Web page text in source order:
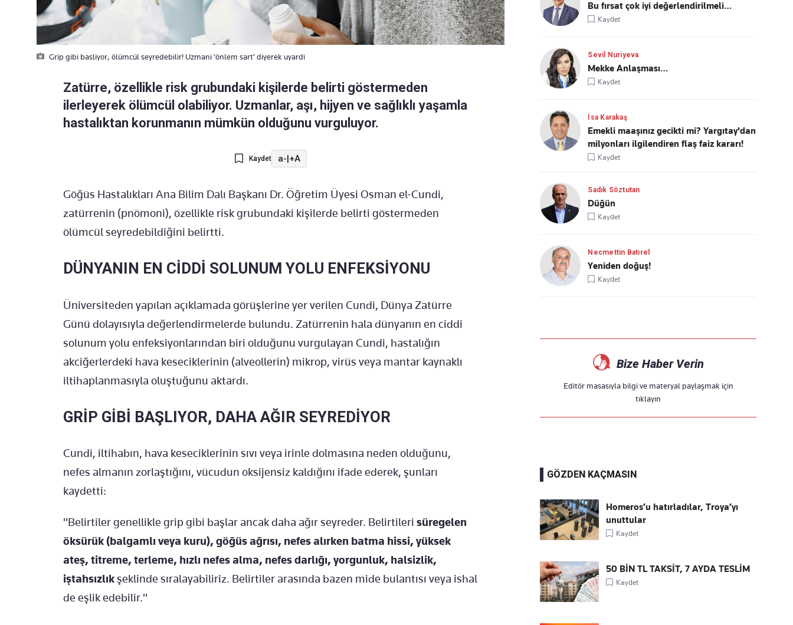
Grip gibi basliyor, ölümcül seyredebilir! Uzmani ‘önlem sart’ diyerek uyardi
Zatürre, özellikle risk grubundaki kişilerde belirti göstermeden
ilerleyerek ölümcül olabiliyor. Uzmanlar, aşı, hijyen ve sağlıklı yaşamla
hastalıktan korunmanın mümkün olduğunu vurguluyor.
Kaydet a-|+A
Göğüs Hastalıkları Ana Bilim Dalı Başkanı Dr. Öğretim Üyesi Osman el-Cundi,
zatürrenin (pnömoni), özellikle risk grubundaki kişilerde belirti göstermeden
ölümcül seyredebildiğini belirtti.
DÜNYANIN EN CİDDİ SOLUNUM YOLU ENFEKSİYONU
Üniversiteden yapılan açıklamada görüşlerine yer verilen Cundi, Dünya Zatürre
Günü dolayısıyla değerlendirmelerde bulundu. Zatürrenin hala dünyanın en ciddi
solunum yolu enfeksiyonlarından biri olduğunu vurgulayan Cundi, hastalığın
akciğerlerdeki hava keseciklerinin (alveollerin) mikrop, virüs veya mantar kaynaklı
iltihaplanmasıyla oluştuğunu aktardı.
GRİP GİBİ BAŞLIYOR, DAHA AĞIR SEYREDİYOR
Cundi, iltihabın, hava keseciklerinin sıvı veya irinle dolmasına neden olduğunu,
nefes almanın zorlaştığını, vücudun oksijensiz kaldığını ifade ederek, şunları
kaydetti:
"Belirtiler genellikle grip gibi başlar ancak daha ağır seyreder. Belirtileri süregelen
öksürük (balgamlı veya kuru), göğüs ağrısı, nefes alırken batma hissi, yüksek
ateş, titreme, terleme, hızlı nefes alma, nefes darlığı, yorgunluk, halsizlik,
iştahsızlıkşeklinde sıralayabiliriz. Belirtiler arasında bazen mide bulantısı veya ishal
de eşlik edebilir."
Bu fırsat çok iyi değerlendirilmeli…
Kaydet
Sevil Nuriyeva
Mekke Anlaşması…
Kaydet
İsa Karakaş
Emekli maaşınız gecikti mi? Yargıtay'dan
milyonları ilgilendiren flaş faiz kararı!
Kaydet
Sadık Söztutan
Düğün
Kaydet
Necmettin Batırel
Yeniden doğuş!
Kaydet
Bize Haber Verin
Editör masasıyla bilgi ve materyal paylaşmak için
tıklayın
GÖZDEN KAÇMASIN
Homeros’u hatırladılar, Troya’yı
unuttular
Kaydet
50 BİN TL TAKSİT, 7 AYDA TESLİM
Kaydet